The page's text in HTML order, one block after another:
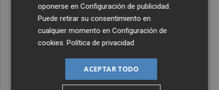
oponerse enConfiguración de publicidad
Puede retirar su consentimiento en
cualquier momento enConfiguración de
cookies .Política de privacidad
ACEPTAR TODO